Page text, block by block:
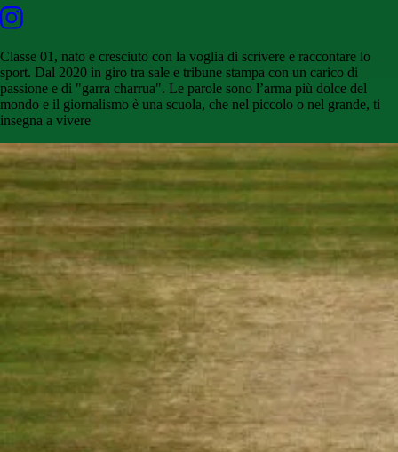
Classe 01, nato e cresciuto con la voglia di scrivere e raccontare lo
sport. Dal 2020 in giro tra sale e tribune stampa con un carico di
passione e di "garra charrua". Le parole sono l’arma più dolce del
mondo e il giornalismo è una scuola, che nel piccolo o nel grande, ti
insegna a vivere